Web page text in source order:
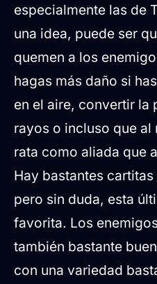
especialmente las de
una idea, puede ser
quemen a los
hagas más daño si
en el aire, convertir la
rayos o incluso que al
rata como aliada que
Hay bastantes
pero sin duda, esta
favorita. Los
también bastante
con una variedad